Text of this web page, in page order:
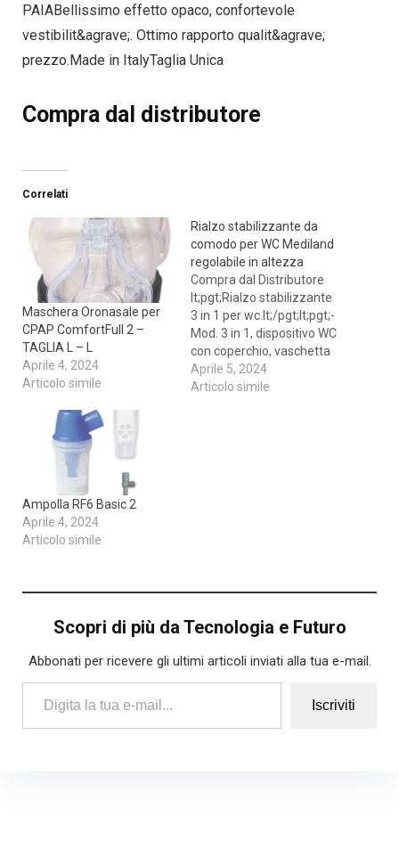
PAIABellissimo effetto opaco, confortevole
vestibilit&agrave;. Ottimo rapporto qualit&agrave;
prezzo.Made in ItalyTaglia Unica
Compra dal distributore
Correlati
Maschera Oronasale per
CPAP ComfortFull 2 –
TAGLIA L – L
Aprile 4, 2024
Articolo simile
Rialzo stabilizzante da
comodo per WC Mediland
regolabile in altezza
Compra dal Distributore
lt;pgt;Rialzo stabilizzante
3 in 1 per wc.lt;/pgt;lt;pgt;-
Mod. 3 in 1, dispositivo WC
con coperchio, vaschetta
aperta e chiusa.lt;brgt;- In
duralluminio, regolabile in
aamp;nbsp;seconda
delle…
Aprile 5, 2024
Articolo simile
Ampolla RF6 Basic 2
Aprile 4, 2024
Articolo simile
Scopri di più da Tecnologia e Futuro
Abbonati per ricevere gli ultimi articoli inviati alla tua e-mail.
Digita la tua e-mail...
Iscriviti